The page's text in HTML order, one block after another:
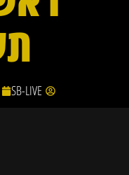
SB-LIVE